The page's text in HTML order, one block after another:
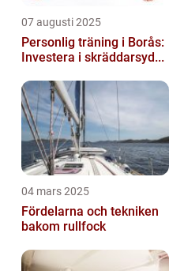
07 augusti 2025
Personlig träning i Borås:
Investera i skräddarsyd...
04 mars 2025
Fördelarna och tekniken
bakom rullfock